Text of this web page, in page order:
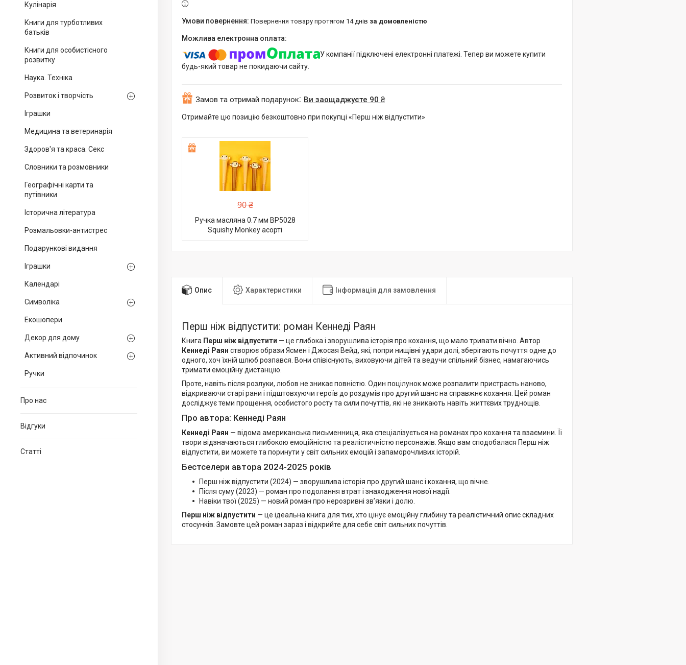
Кулінарія
Книги для турботливих
батьків
Книги для особистісного
розвитку
Наука. Техніка
Розвиток і творчість
Іграшки
Медицина та ветеринарія
Здоров'я та краса. Секс
Словники та розмовники
Географічні карти та
путівники
Історична література
Розмальовки-антистрес
Подарункові видання
Іграшки
Календарі
Символіка
Екошопери
Декор для дому
Активний відпочинок
Ручки
Про нас
Відгуки
Статті
повернення товару протягом 14 днів за домовленістю
У компанії підключені електронні платежі. Тепер ви можете купити
будь-який товар не покидаючи сайту.
Замов та отримай подарунок Ви заощаджуєте 90 ₴
Отримайте цю позицію безкоштовно при покупці «Перш ніж відпустити»
90 ₴
Ручка масляна 0.7 мм BP5028
Squishy Monkey асорті
Опис Характеристики Інформація для замовлення
Перш ніж відпустити: роман Кеннеді Раян
Книга Перш ніж відпустити — це глибока і зворушлива історія про кохання, що мало тривати вічно. Автор
Кеннеді Раян створює образи Ясмен і Джосая Вейд, які, попри нищівні удари долі, зберігають почуття одне до
одного, хоч їхній шлюб розпався. Вони співіснують, виховуючи дітей та ведучи спільний бізнес, намагаючись
тримати емоційну дистанцію.
Проте, навіть після розлуки, любов не зникає повністю. Один поцілунок може розпалити пристрасть наново,
відкриваючи старі рани і підштовхуючи героїв до роздумів про другий шанс на справжнє кохання. Цей роман
досліджує теми прощення, особистого росту та сили почуттів, які не зникають навіть життєвих труднощів.
Про автора: Кеннеді Раян
Кеннеді Раян — відома американська письменниця, яка спеціалізується на романах про кохання та взаємини. Її
твори відзначаються глибокою емоційністю та реалістичністю персонажів. Якщо вам сподобалася Перш ніж
відпустити, ви можете та поринути у світ сильних емоцій і запаморочливих історій.
Бестселери автора 2024-2025 років
Перш ніж відпустити (2024) — зворушлива історія про другий шанс і кохання, що вічне.
Після суму (2023) — роман про подолання втрат і знаходження нової надії.
Навіки твої (2025) — новий роман про нерозривні зв’язки і долю.
Перш ніж відпустити — це ідеальна книга для тих, хто цінує емоційну глибину та реалістичний опис складних
стосунків. Замовте цей роман зараз і відкрийте для себе світ сильних почуттів.